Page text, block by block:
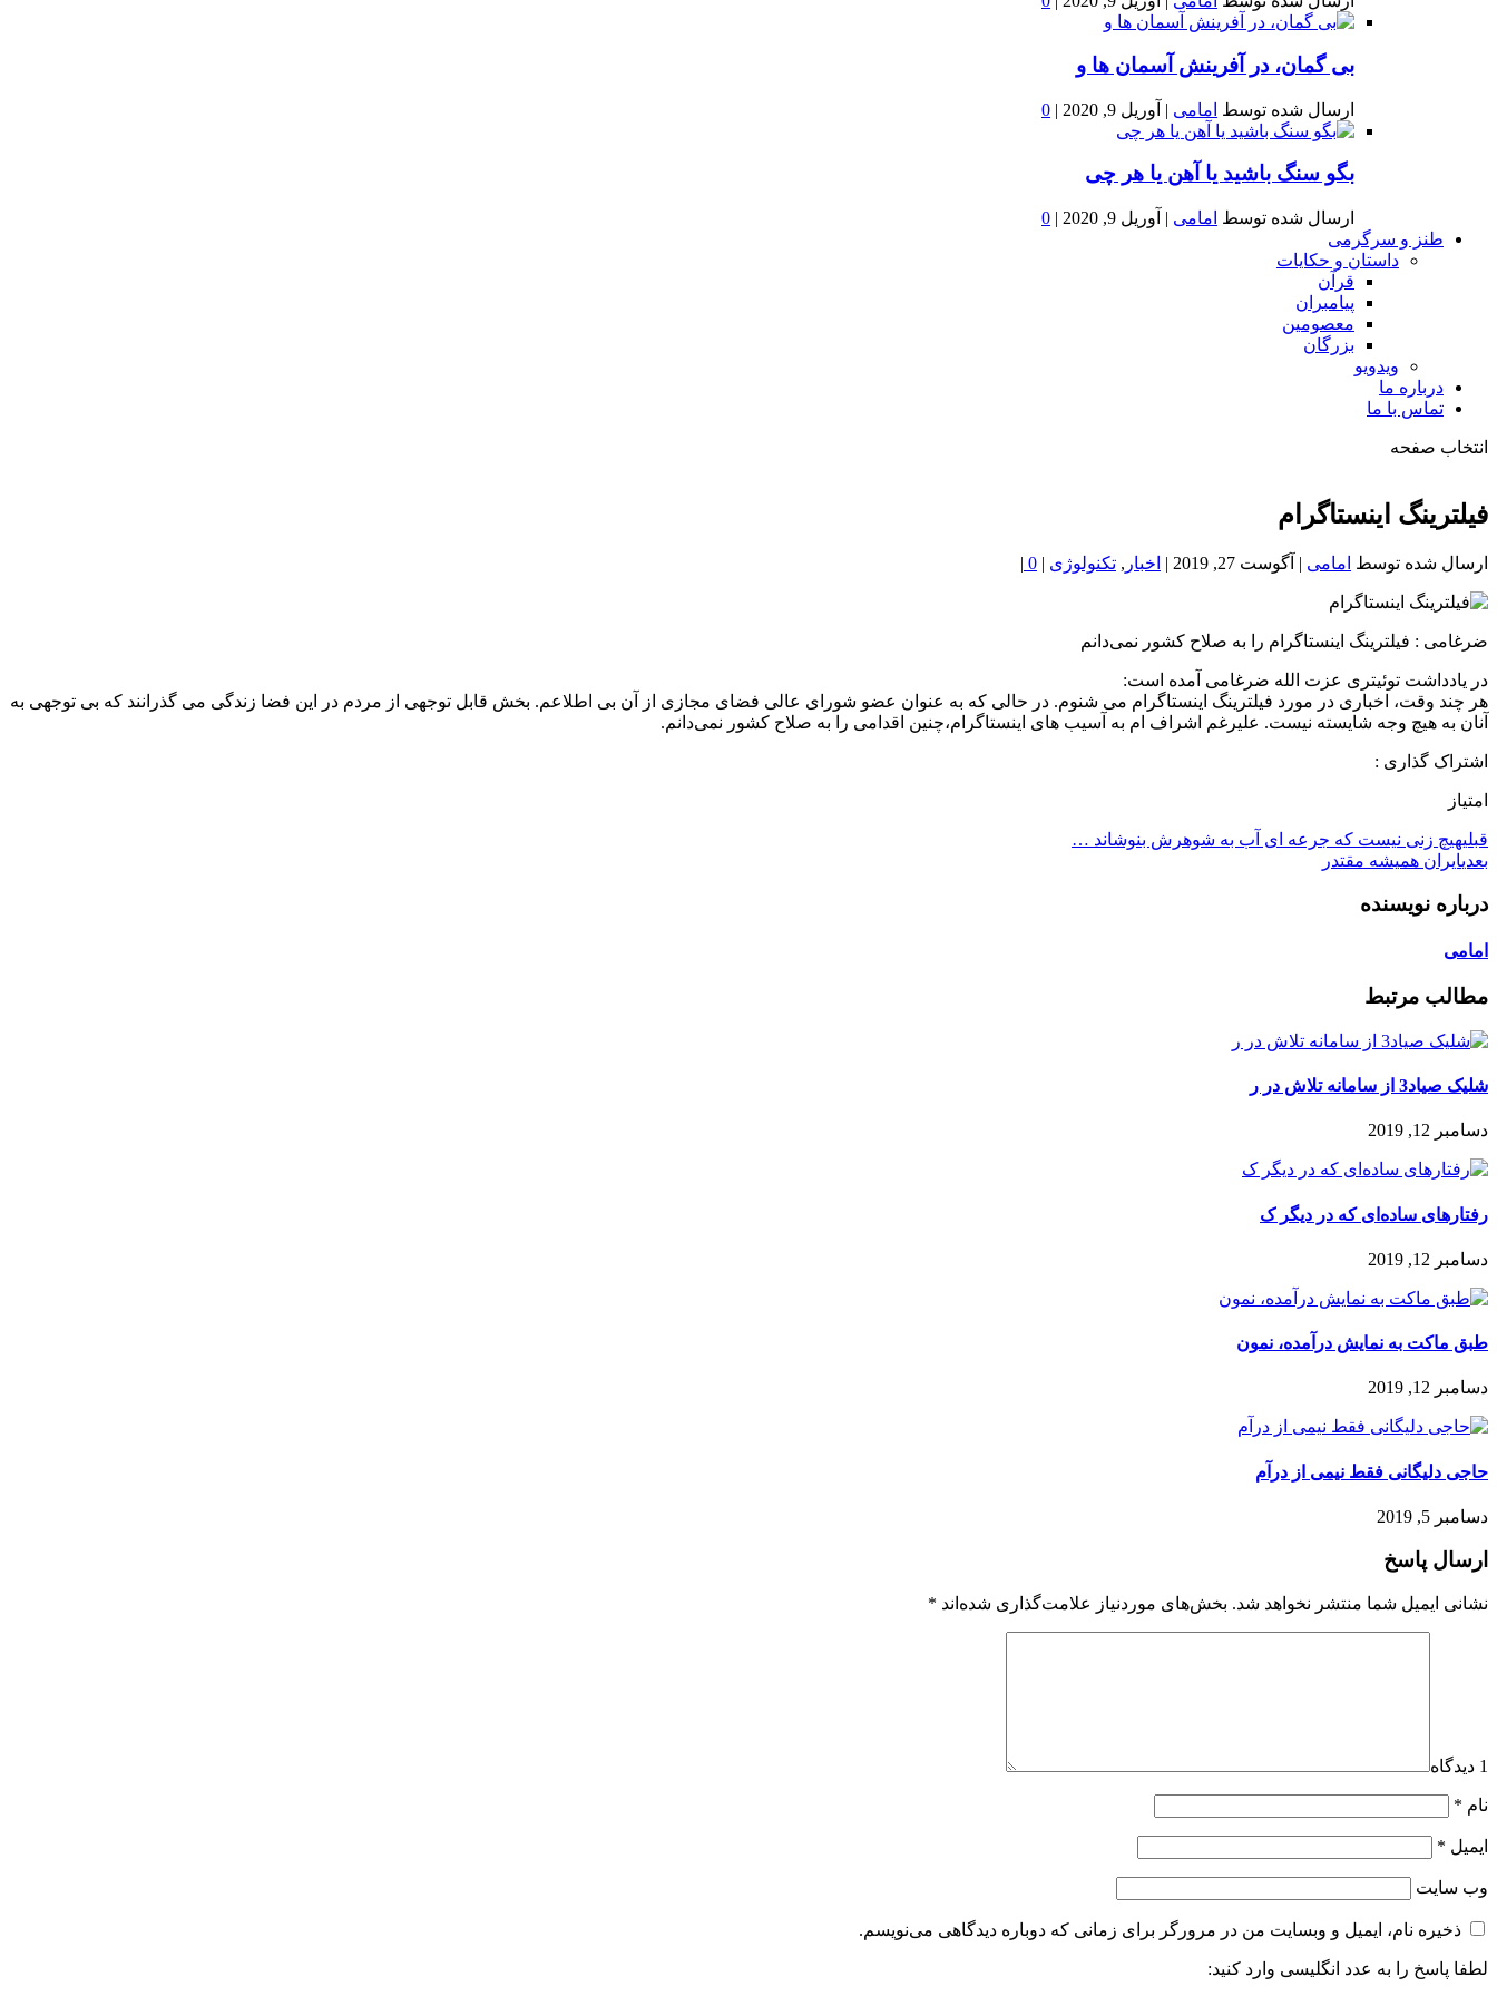
بى گمان، در آفرينش آسمان ها و
ارسال شده توسط امامی | آوریل 9, 2020 |
0
بگو سنگ باشید یا آهن یا هر چی
ارسال شده توسط امامی | آوریل 9, 2020 |
0
طنز و سرگرمی
داستان و حکایات
قرآن
پیامبران
معصومین
بزرگان
ویدویو
درباره ما
تماس با ما
انتخاب صفحه
خون
شمال
فیلترینگ اینستاگرام
ارسال شده توسط امامی | آگوست 27, 2019 | اخبار , تکنولوژی |
0
|
ضرغامی : فیلترینگ اینستاگرام را به صلاح کشور نمی‌دانم
در یادداشت توئیتری عزت الله ضرغامی آمده است:
هر چند وقت، اخباری در مورد فیلترینگ اینستاگرام می شنوم. در حالی که به عنوان عضو شورای عالی فضای مجازی از آن بی اطلاعم. بخش قابل توجهی از مردم در این فضا زندگی می گذرانند که بی توجهی به
آنان به هیچ وجه شایسته نیست. علیرغم اشراف ام به آسیب های اینستاگرام،چنین اقدامی را به صلاح کشور نمی‌دانم.
اشتراک گذاری :
امتیاز
قبلیهيچ زنى نيست كه جرعه اى آب به شوهرش بنوشاند …
بعدیایران همیشه مقتدر
درباره نویسنده
امامی
مطالب مرتبط
شلیک صیاد3 از سامانه تلاش در ر
دسامبر 12, 2019
رفتار‌های ساده‌ای که در دیگر ک
دسامبر 12, 2019
طبق ماکت به نمایش درآمده، نمون
دسامبر 12, 2019
حاجی دلیگانی فقط نیمی از درآم
دسامبر 5, 2019
ارسال پاسخ
نشانی ایمیل شما منتشر نخواهد شد. بخش‌های موردنیاز علامت‌گذاری شده‌اند *
1 دیدگاه
نام *
ایمیل *
وب‌ سایت
ذخیره نام، ایمیل و وبسایت من در مرورگر برای زمانی که دوباره دیدگاهی می‌نویسم.
لطفا پاسخ را به عدد انگلیسی وارد کنید: